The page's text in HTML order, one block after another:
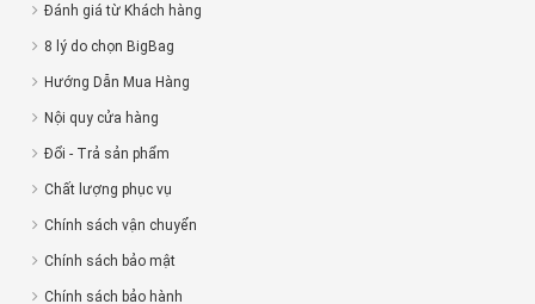
Đánh giá từ Khách hàng
8 lý do chọn BigBag
Hướng Dẫn Mua Hàng
Nội quy cửa hàng
Đổi - Trả sản phẩm
Chất lượng phục vụ
Chính sách vận chuyển
Chính sách bảo mật
Chính sách bảo hành